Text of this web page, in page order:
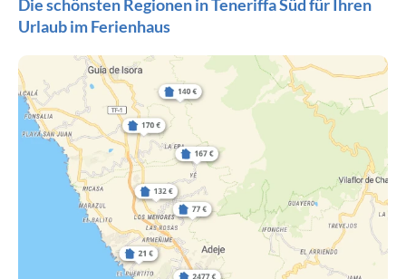
Die schönsten Regionen in Teneriffa Süd für Ihren
Urlaub im Ferienhaus